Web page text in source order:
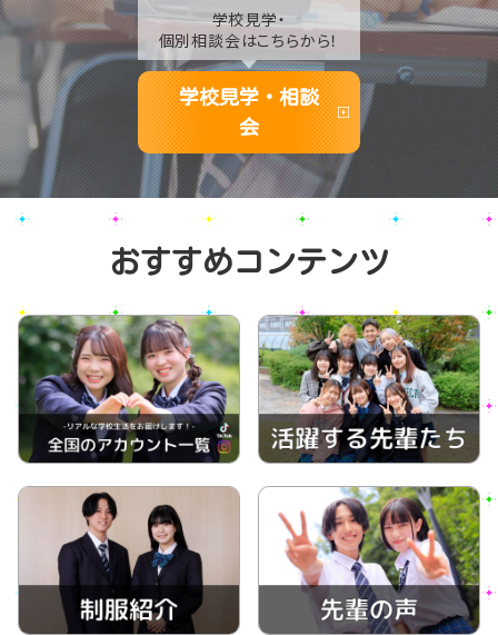
学校見学・
個別相談会はこちらから！
学校見学・相談
会
おすすめコンテンツ